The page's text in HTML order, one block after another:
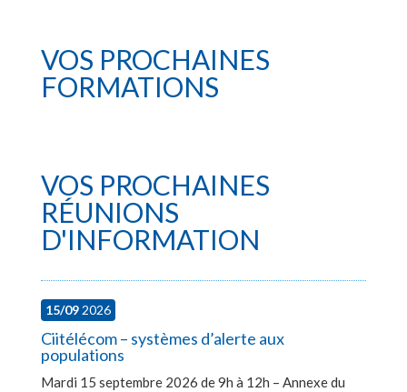
VOS PROCHAINES
FORMATIONS
VOS PROCHAINES
RÉUNIONS
D'INFORMATION
15/092026
Ciitélécom – systèmes d’alerte aux
populations
Mardi 15 septembre 2026 de 9h à 12h – Annexe du